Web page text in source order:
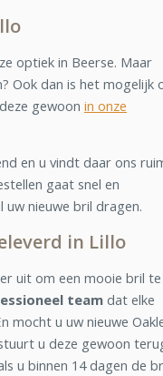
optiek in Beerse. Maar
Ook dan is het mogelijk
gewoon in onze
en u vindt daar ons
gaat snel en
uw nieuwe bril dragen.
in Lillo
uit om een mooie bril te
team dat elke
mocht u uw nieuwe
u deze gewoon
u binnen 14 dagen de